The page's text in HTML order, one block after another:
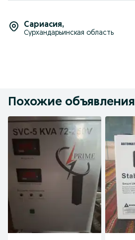
Сариасия,
Сурхандарьинская область
Похожие объявления